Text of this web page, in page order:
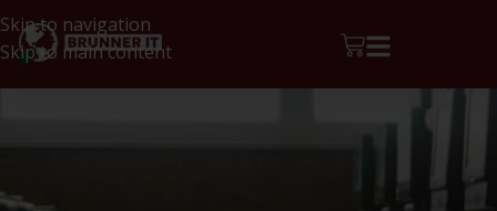
Skip to navigation
Skip to main content